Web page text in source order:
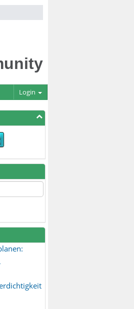
Login